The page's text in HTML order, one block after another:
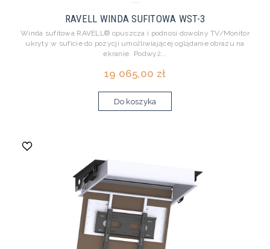
RAVELL WINDA SUFITOWA WST-3
Winda sufitowa RAVELL® opuszcza i podnosi dowolny TV/Monitor
ukryty w suficie do pozycji umożliwiającej oglądanie obrazu na
ekranie. Podwyż...
19 065,00 zł
Do koszyka